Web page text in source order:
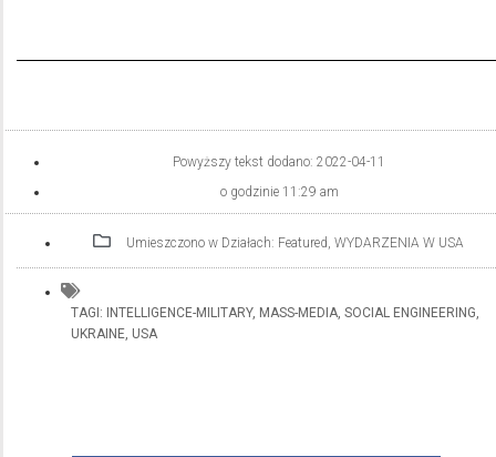
Powyższy tekst dodano: 2022-04-11
o godzinie 11:29 am
Umieszczono w Działach: Featured, WYDARZENIA W USA
TAGI: INTELLIGENCE-MILITARY, MASS-MEDIA, SOCIAL ENGINEERING,
UKRAINE, USA